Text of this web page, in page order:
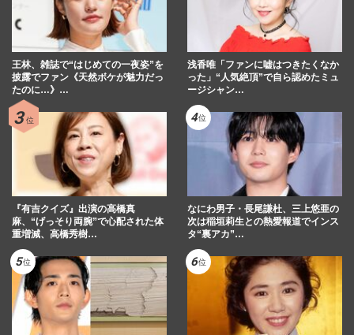
王林、雑誌で“はじめての一夜姿”を
披露でファン《天然ボケが魅力だっ
たのに…》…
浅香唯「ファンに嘘はつきたくなか
った」“人気絶頂”で自ら認めたミュ
ージシャン…
『有吉クイズ』出演の高橋真
麻、“げっそり両腕”で心配された体
重増減、高橋秀樹…
なにわ男子・長尾謙杜、三上悠亜の
次は稲垣莉生との熱愛報道でインス
タ“裏アカ”…